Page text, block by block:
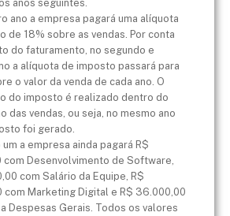
anos seguintes.
ano a empresa pagará uma alíquota
de 18% sobre as vendas. Por conta
do faturamento, no segundo e
a alíquota de imposto passará para
o valor da venda de cada ano. O
do imposto é realizado dentro do
das vendas, ou seja, no mesmo ano
foi gerado.
um a empresa ainda pagará R$
com Desenvolvimento de Software,
com Salário da Equipe, R$
com Marketing Digital e R$ 36.000,00
Despesas Gerais. Todos os valores